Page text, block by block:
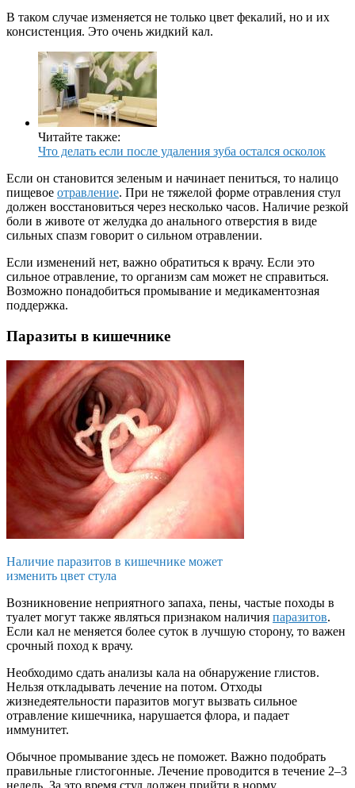
В таком случае изменяется не только цвет фекалий, но и их
консистенция. Это очень жидкий кал.
Читайте также:
Что делать если после удаления зуба остался осколок
Если он становится зеленым и начинает пениться, то налицо
пищевое отравление. При не тяжелой форме отравления стул
должен восстановиться через несколько часов. Наличие резкой
боли в животе от желудка до анального отверстия в виде
сильных спазм говорит о сильном отравлении.
Если изменений нет, важно обратиться к врачу. Если это
сильное отравление, то организм сам может не справиться.
Возможно понадобиться промывание и медикаментозная
поддержка.
Паразиты в кишечнике
Наличие паразитов в кишечнике может
изменить цвет стула
Возникновение неприятного запаха, пены, частые походы в
туалет могут также являться признаком наличия паразитов.
Если кал не меняется более суток в лучшую сторону, то важен
срочный поход к врачу.
Необходимо сдать анализы кала на обнаружение глистов.
Нельзя откладывать лечение на потом. Отходы
жизнедеятельности паразитов могут вызвать сильное
отравление кишечника, нарушается флора, и падает
иммунитет.
Обычное промывание здесь не поможет. Важно подобрать
правильные глистогонные. Лечение проводится в течение 2–3
недель. За это время стул должен прийти в норму.